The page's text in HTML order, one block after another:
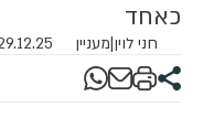
כאחד
חני לוין|מעניין | 21:44